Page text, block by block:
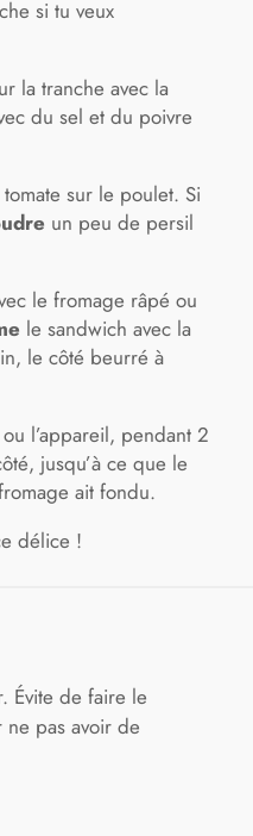
si tu veux
la tranche avec la
du sel et du poivre
sur le poulet. Si
un peu de persil
le fromage râpé ou
le sandwich avec la
le côté beurré à
l’appareil, pendant 2
jusqu’à ce que le
ait fondu.
délice !
Évite de faire le
pas avoir de